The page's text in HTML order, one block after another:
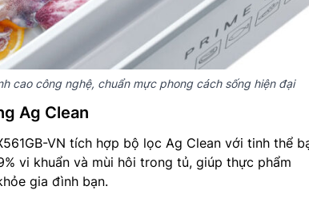
cao công nghệ, chuẩn mực phong cách sống hiện đại
Ag Clean
VN tích hợp bộ lọc Ag Clean với tinh thể
vi khuẩn và mùi hôi trong tủ, giúp thực phẩm
gia đình bạn.